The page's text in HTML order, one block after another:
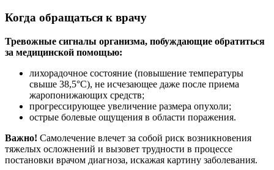
Когда обращаться к врачу
Тревожные сигналы организма, побуждающие обратиться
за медицинской помощью:
лихорадочное состояние (повышение температуры
свыше 38,5°С), не исчезающее даже после приема
жаропонижающих средств;
прогрессирующее увеличение размера опухоли;
острые болевые ощущения в области поражения.
Важно! Самолечение влечет за собой риск возникновения
тяжелых осложнений и вызовет трудности в процессе
постановки врачом диагноза, искажая картину заболевания.